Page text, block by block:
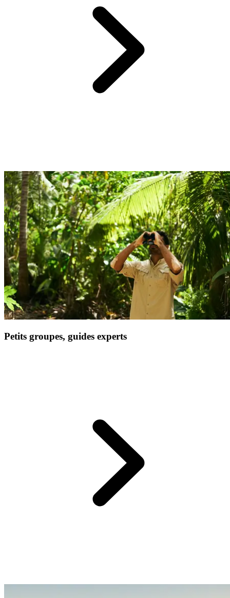
Profitez d'une sélection d'adresses raffinées et traditionnelles pour un
circuit complètement immergé.
Petits groupes, guides experts